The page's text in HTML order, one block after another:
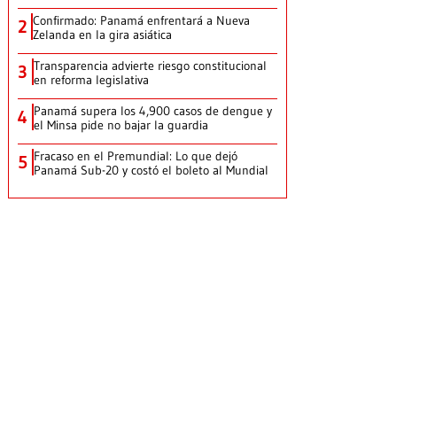
2 Confirmado: Panamá enfrentará a Nueva
Zelanda en la gira asiática
3 Transparencia advierte riesgo constitucional
en reforma legislativa
4 Panamá supera los 4,900 casos de dengue y
el Minsa pide no bajar la guardia
5 Fracaso en el Premundial: Lo que dejó
Panamá Sub-20 y costó el boleto al Mundial